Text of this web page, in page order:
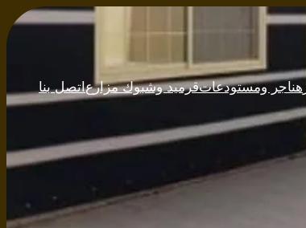
هناجر ومستودعاتقرميد وشبوك مزارعاتصل بنا